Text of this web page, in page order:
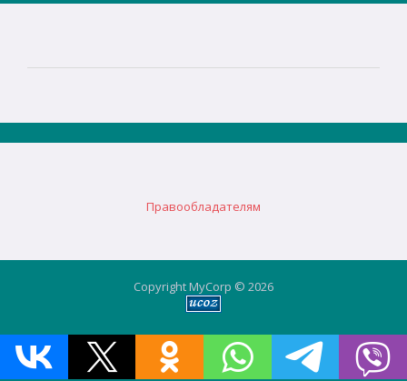
Правообладателям
Copyright MyCorp © 2026